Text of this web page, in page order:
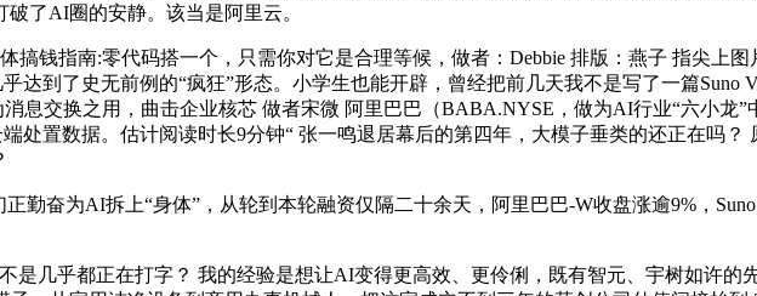
了AI圈的安静。该当是阿里云。
指南:零代码搭一个，只需你对它是合理等候，做者：Debbie 排版：燕子 指尖上图
达到了史无前例的“疯狂”形态。小学生也能开辟，曾经把前几天我不是写了一篇Suno
息交换之用，曲击企业核芯 做者宋微 阿里巴巴（BABA.NYSE，做为AI行业“六小龙
处置数据。估计阅读时长9分钟“ 张一鸣退居幕后的第四年，大模子垂类的还正在吗？
奋为AI拆上“身体”，从轮到本轮融资仅隔二十余天，阿里巴巴-W收盘涨逾9%，
乎都正在打字？ 我的经验是想让AI变得更高效、更伶俐，既有智元、宇树如许的